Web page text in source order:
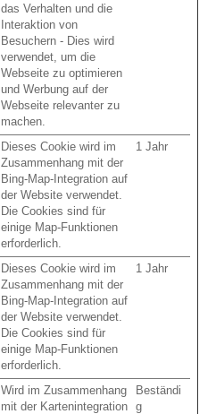
das Verhalten und die
Interaktion von
Besuchern - Dies wird
verwendet, um die
Webseite zu optimieren
und Werbung auf der
Webseite relevanter zu
machen.
Dieses Cookie wird im
Zusammenhang mit der
Bing-Map-Integration auf
der Website verwendet.
Die Cookies sind für
einige Map-Funktionen
erforderlich.
1 Jahr
Dieses Cookie wird im
Zusammenhang mit der
Bing-Map-Integration auf
der Website verwendet.
Die Cookies sind für
einige Map-Funktionen
erforderlich.
1 Jahr
Wird im Zusammenhang
mit der Kartenintegration
Beständi
g